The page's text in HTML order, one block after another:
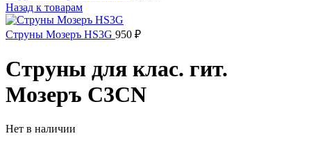
Назад к товарам
Струны Мозеръ HS3G 950 ₽
Струны для клас. гит.
Мозеръ C3CN
Нет в наличии